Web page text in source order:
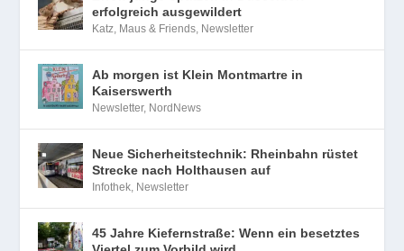
erfolgreich ausgewildert
Katz, Maus & Friends, Newsletter
Ab morgen ist Klein Montmartre in
Kaiserswerth
Newsletter, NordNews
Neue Sicherheitstechnik: Rheinbahn rüstet
Strecke nach Holthausen auf
Infothek, Newsletter
45 Jahre Kiefernstraße: Wenn ein besetztes